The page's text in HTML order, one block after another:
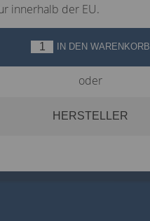
innerhalb der EU.
IN DEN WARENKORB
oder
HERSTELLER